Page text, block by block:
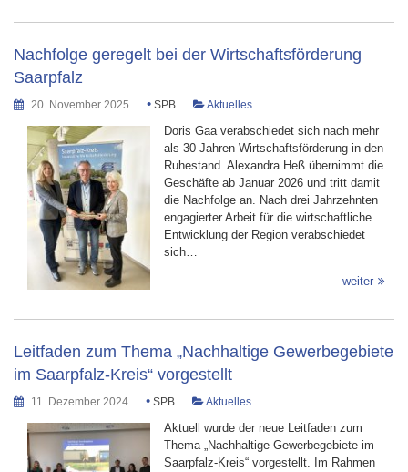
Nachfolge geregelt bei der Wirtschaftsförderung
Saarpfalz
20. November 2025 • SPB Aktuelles
Doris Gaa verabschiedet sich nach mehr
als 30 Jahren Wirtschaftsförderung in den
Ruhestand. Alexandra Heß übernimmt die
Geschäfte ab Januar 2026 und tritt damit
die Nachfolge an. Nach drei Jahrzehnten
engagierter Arbeit für die wirtschaftliche
Entwicklung der Region verabschiedet
sich…
weiter
Leitfaden zum Thema „Nachhaltige Gewerbegebiete
im Saarpfalz-Kreis“ vorgestellt
11. Dezember 2024 • SPB Aktuelles
Aktuell wurde der neue Leitfaden zum
Thema „Nachhaltige Gewerbegebiete im
Saarpfalz-Kreis“ vorgestellt. Im Rahmen